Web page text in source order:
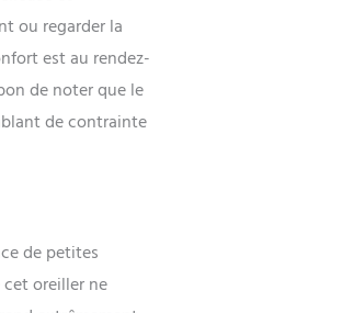
Sur les côtés
de petites
TV,
ou regarder la
est au rendez-
de noter que le
de contrainte
de petites
oreiller ne